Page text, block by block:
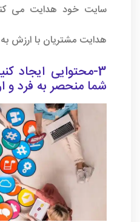
سایت خود هدایت می
هدایت مشتریان با ارزش
3-محتوایی ایجاد
شما منحصر به فرد و